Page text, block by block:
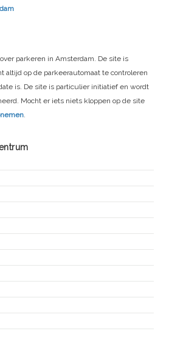
parkeren in Amsterdam. De site is
altijd op de parkeerautomaat te controleren
is. De site is particulier initiatief en wordt
Mocht er iets niets kloppen op de site
.